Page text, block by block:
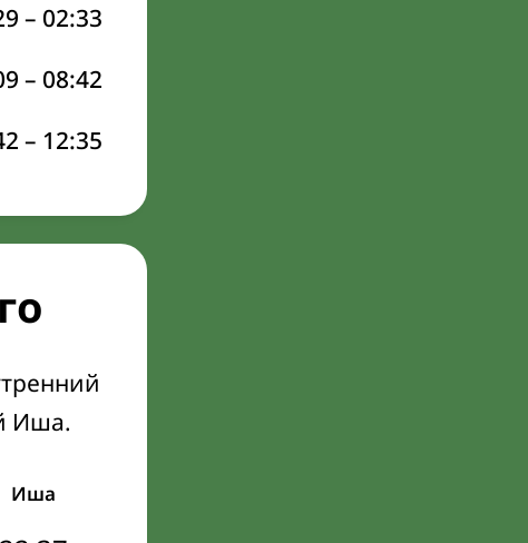
– 02:33
– 08:42
– 12:35
Иша.
Иша